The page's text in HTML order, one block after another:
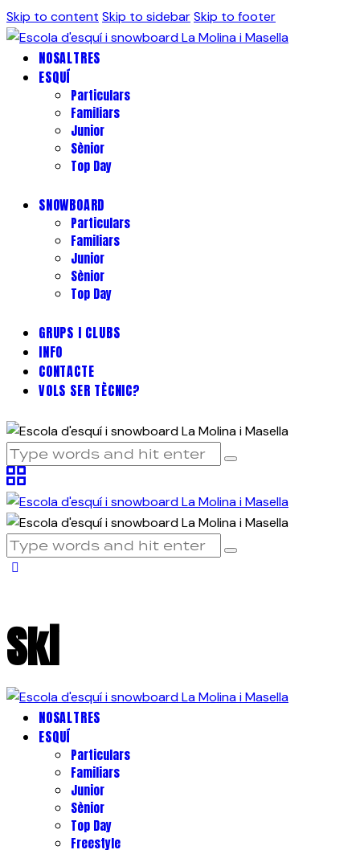
Skip to content Skip to sidebarSkip to footer
NOSALTRES
ESQUÍ
Particulars
Familiars
Junior
Sènior
Top Day
SNOWBOARD
Particulars
Familiars
Junior
Sènior
Top Day
GRUPS I CLUBS
INFO
CONTACTE
VOLS SER TÈCNIC?
Ski
NOSALTRES
ESQUÍ
Particulars
Familiars
Junior
Sènior
Top Day
Freestyle